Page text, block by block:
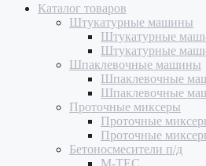
Каталог товаров
Штукатурные машины
Штукатурные
Штукатурные
Шпаклевочные машины
Шпаклевочные
Шпаклевочные
Проточные миксеры
Проточные
Проточные
Бетоносмесители п/д
M-TEC